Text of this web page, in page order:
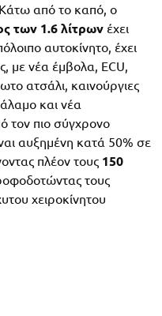
από το καπό, ο
των 1.6 λίτρων έχει
αυτοκίνητο, έχει
με νέα έμβολα, ECU,
ατσάλι, καινούργιες
και νέα
τον πιο σύγχρονο
αυξημένη κατά 50% σε
πλέον τους 150
τους
χειροκίνητου